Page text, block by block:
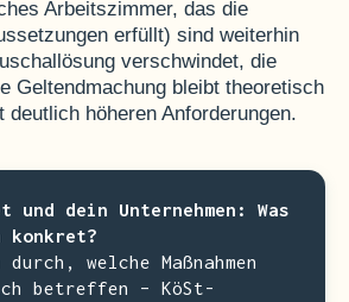
Arbeitszimmer, das die
erfüllt) sind weiterhin
verschwindet, die
Geltendmachung bleibt theoretisch
deutlich höheren Anforderungen.
und dein Unternehmen: Was
konkret?
welche Maßnahmen
betreffen – KöSt-